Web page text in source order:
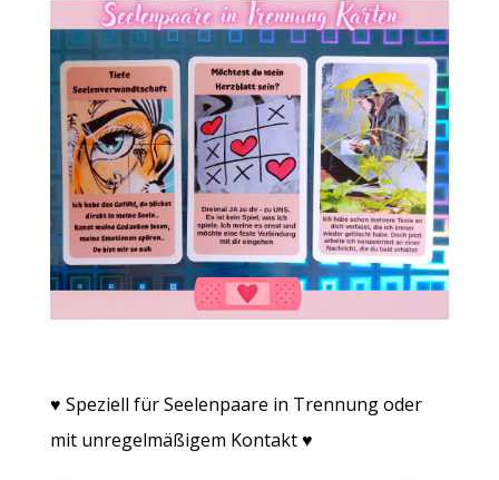
♥︎ Speziell für Seelenpaare in Trennung oder
mit unregelmäßigem Kontakt ♥︎